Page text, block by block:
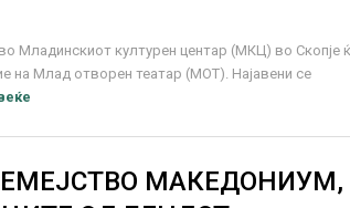
Младинскиот културен центар (МКЦ) во Скопје
на Млад отворен театар (МОТ). Најавени се
МАКЕДОНИУМ,